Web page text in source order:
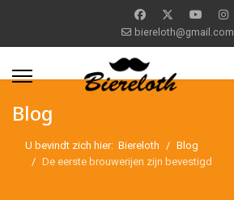
biereloth@gmail.com
Blog
U bevindt zich hier: Biereloth
Blog
De eerste brouwerijen zijn bevestigd